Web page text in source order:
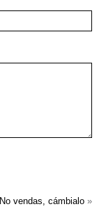
No vendas, cámbialo »